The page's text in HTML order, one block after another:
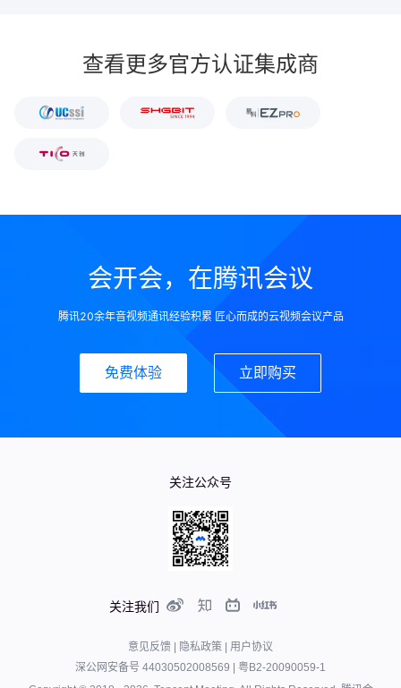
查看更多官方认证集成商
会开会，在腾讯会议
腾讯20余年音视频通讯经验积累 匠心而成的云视频会议产品
免费体验 立即购买
关注我们
关注公众号
意见反馈 隐私政策
用户协议
深公网安备号 44030502008569
粤B2-20090059-1